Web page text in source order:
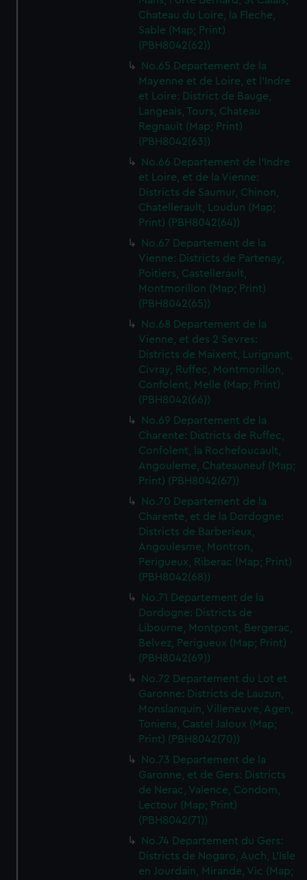
We’d like to use additional cookies to remember your
preferences, understand how our website is used, and to
help us improve it. We may also use cookies to tailor our
from third-party sources. You can choose to allow all
cookies, change your preferences or opt-out at any time.
Chateau du Loire, la Fleche,
Sable (Map; Print)
(PBH8042(62))
No.65 Departement de la
Mayenne et de Loire, et l'Indre
et Loire: District de Bauge,
Langeais, Tours, Chateau
Regnault (Map; Print)
(PBH8042(63))
No.66 Departement de l'Indre
et Loire, et de la Vienne:
Districts de Saumur, Chinon,
Chatellerault, Loudun (Map;
Print) (PBH8042(64))
No.67 Departement de la
Vienne: Districts de Partenay,
Poitiers, Castellerault,
Montmorillon (Map; Print)
(PBH8042(65))
No.68 Departement de la
Vienne, et des 2 Sevres:
Districts de Maixent, Lurignant,
Civray, Ruffec, Montmorillon,
Confolent, Melle (Map; Print)
(PBH8042(66))
No.69 Departement de la
Charente: Districts de Ruffec,
Confolent, la Rochefoucault,
Angouleme, Chateauneuf (Map;
Print) (PBH8042(67))
No.70 Departement de la
Charente, et de la Dordogne:
Districts de Barberieux,
Angoulesme, Montron,
Perigueux, Riberac (Map; Print)
(PBH8042(68))
No.71 Departement de la
Dordogne: Districts de
Libourne, Montpont, Bergerac,
Belvez, Perigueux (Map; Print)
(PBH8042(69))
No.72 Departement du Lot et
Garonne: Districts de Lauzun,
Monslanquin, Villeneuve, Agen,
Toniens, Castel Jaloux (Map;
Print) (PBH8042(70))
No.73 Departement de la
Garonne, et de Gers: Districts
de Nerac, Valence, Condom,
Lectour (Map; Print)
(PBH8042(71))
No.74 Departement du Gers:
Districts de Nogaro, Auch, L'Isle
en Jourdain, Mirande, Vic (Map;